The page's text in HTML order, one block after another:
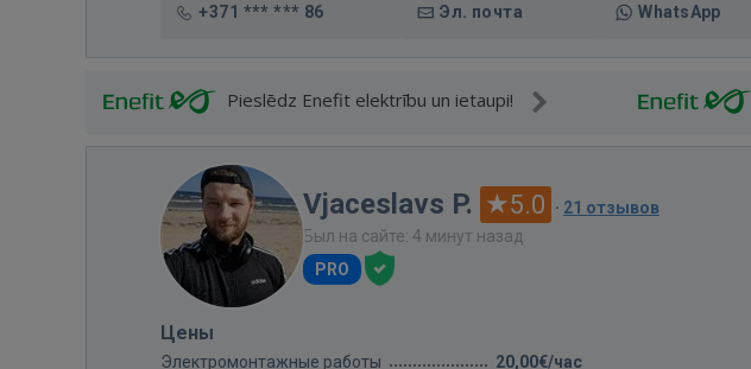
+371 *** *** 86 Эл. почта WhatsApp
Pieslēdz Enefit elektrību un ietaupi!
Vjaceslavs P. 5.0 · 21 отзывов
Был на сайте: 4 минут назад
PRO
Цены
Электромонтажные работы 20,00€/час